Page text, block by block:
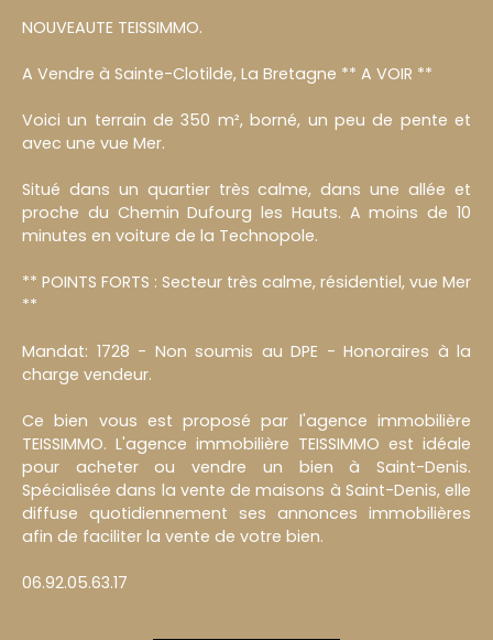
NOUVEAUTE TEISSIMMO.
A Vendre à Sainte-Clotilde, La Bretagne ** A VOIR **
Voici un terrain de 350 m², borné, un peu de pente et
avec une vue Mer.
Situé dans un quartier très calme, dans une allée et
proche du Chemin Dufourg les Hauts. A moins de 10
minutes en voiture de la Technopole.
** POINTS FORTS : Secteur très calme, résidentiel, vue Mer
**
Mandat: 1728 - Non soumis au DPE - Honoraires à la
charge vendeur.
Ce bien vous est proposé par l'agence immobilière
TEISSIMMO. L'agence immobilière TEISSIMMO est idéale
pour acheter ou vendre un bien à Saint-Denis.
Spécialisée dans la vente de maisons à Saint-Denis, elle
diffuse quotidiennement ses annonces immobilières
afin de faciliter la vente de votre bien.
06.92.05.63.17